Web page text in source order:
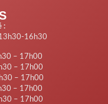
:
16h30
– 17h00
– 17h00
– 17h00
– 17h00
– 17h00